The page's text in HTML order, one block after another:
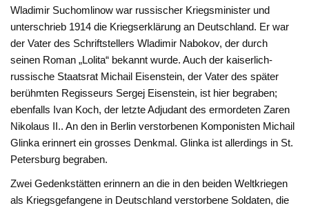
Wladimir Suchomlinow war russischer Kriegsminister und
unterschrieb 1914 die Kriegserklärung an Deutschland. Er war
der Vater des Schriftstellers Wladimir Nabokov, der durch
seinen Roman „Lolita“ bekannt wurde. Auch der kaiserlich-
russische Staatsrat Michail Eisenstein, der Vater des später
berühmten Regisseurs Sergej Eisenstein, ist hier begraben;
ebenfalls Ivan Koch, der letzte Adjudant des ermordeten Zaren
Nikolaus II.. An den in Berlin verstorbenen Komponisten Michail
Glinka erinnert ein grosses Denkmal. Glinka ist allerdings in St.
Petersburg begraben.
Zwei Gedenkstätten erinnern an die in den beiden Weltkriegen
als Kriegsgefangene in Deutschland verstorbene Soldaten, die